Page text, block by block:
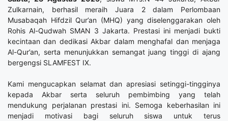
Zulkarnain, berhasil meraih Juara 2 dalam Perlombaan
Musabaqah Hifdzil Qur’an (MHQ) yang diselenggarakan oleh
Rohis Al-Qudwah SMAN 3 Jakarta. Prestasi ini menjadi bukti
kecintaan dan dedikasi Akbar dalam menghafal dan menjaga
Al-Qur’an, serta menunjukkan semangat juang tinggi di ajang
bergengsi SLAMFEST IX.
Kami mengucapkan selamat dan apresiasi setinggi-tingginya
kepada Akbar serta seluruh pembimbing yang telah
mendukung perjalanan prestasi ini. Semoga keberhasilan ini
menjadi motivasi bagi seluruh siswa untuk terus